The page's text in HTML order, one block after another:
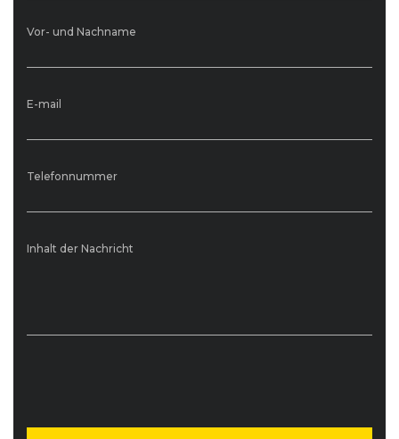
Vor- und Nachname
E-mail
Telefonnummer
Inhalt der Nachricht